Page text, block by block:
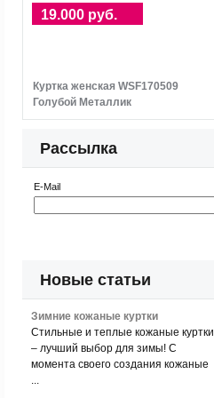
19.000 руб.
Куртка женская WSF170509
Голубой Металлик
Рассылка
E-Mail
Новые статьи
Зимние кожаные куртки
Стильные и теплые кожаные куртки
– лучший выбор для зимы! С
момента своего создания кожаные
...